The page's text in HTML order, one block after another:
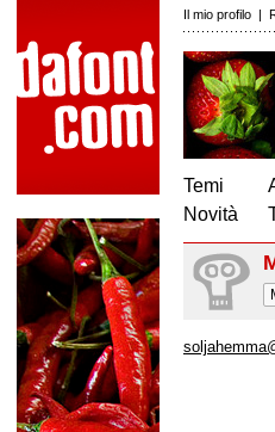
Il mio profilo |
Temi
Novità